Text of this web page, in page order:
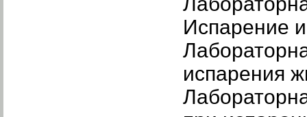
Испарение
испарения